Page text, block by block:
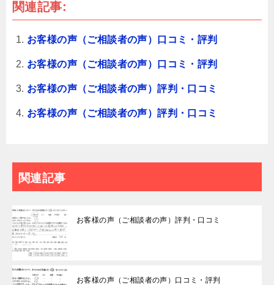
関連記事:
お客様の声（ご相談者の声）口コミ・評判
お客様の声（ご相談者の声）口コミ・評判
お客様の声（ご相談者の声）評判・口コミ
お客様の声（ご相談者の声）評判・口コミ
関連記事
お客様の声（ご相談者の声）評判・口コミ
お客様の声（ご相談者の声）口コミ・評判